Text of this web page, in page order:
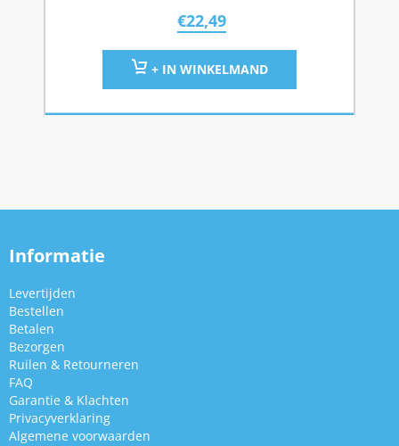
€22,49
+ IN WINKELMAND
Informatie
Levertijden
Bestellen
Betalen
Bezorgen
Ruilen & Retourneren
FAQ
Garantie & Klachten
Privacyverklaring
Algemene voorwaarden